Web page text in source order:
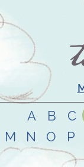
A B C
M
N O P